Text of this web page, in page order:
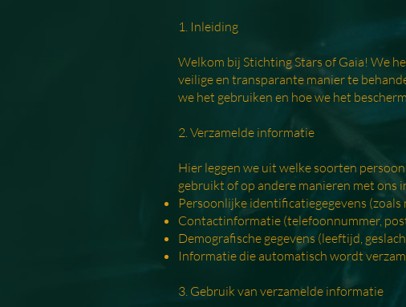
1. Inleiding
Welkom bij Stichting Stars of Gaia! We
veilige en transparante manier te
we het gebruiken en hoe we het
2. Verzamelde informatie
Hier leggen we uit welke soorten
gebruikt of op andere manieren met
Persoonlijke identificatiegegevens (zoals
Contactinformatie (telefoonnummer,
Demografische gegevens (leeftijd,
Informatie die automatisch wordt
3. Gebruik van verzamelde informatie